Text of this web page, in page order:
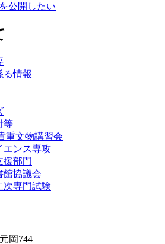
公開したい
る情報
等
重文物講習会
エンス専攻
援部門
館協議会
次専門試験
岡744